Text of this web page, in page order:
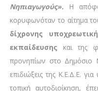
Νηπιαγωγούς». Η
κορυφωνόταν το αίτημα
δίχρονης
εκπαίδευσης και της
προνηπίων στο Δημόσιο
επιδιώξεις της Κ.Ε.Δ.Ε.
τοπική αυτοδιοίκηση,